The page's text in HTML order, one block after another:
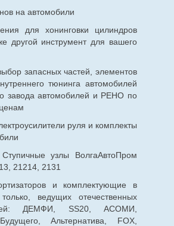
на автомобили
для хонинговки цилиндров
другой инструмент для вашего
запасных частей, элементов
тюнинга автомобилей
завода автомобилей и РЕНО по
руля и комплекты
узлы ВолгаАвтоПром
21214, 2131
и комплектующие в
ведущих отечественных
ДЕМФИ, SS20, АСОМИ,
Альтернатива, FOX,